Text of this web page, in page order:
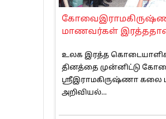
மாணவர்கள்
உலக இரத்த
தினத்தை முன்னிட்டு
ஸ்ரீஇராமகிருஷ்ணா கலை
அறிவியல்...